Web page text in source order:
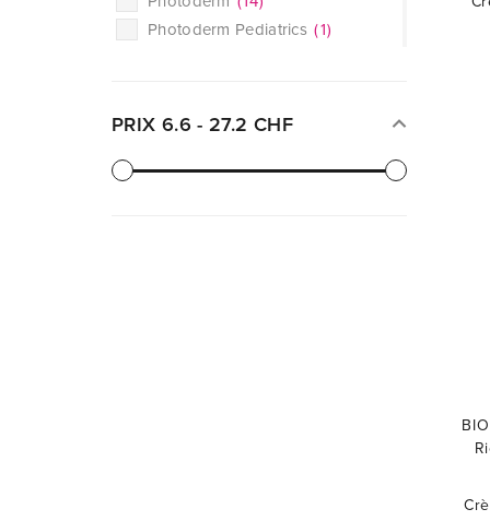
Photoderm Pediatrics (1)
Sensibio(8 )
PRIX 6.6 - 27.2 CHF